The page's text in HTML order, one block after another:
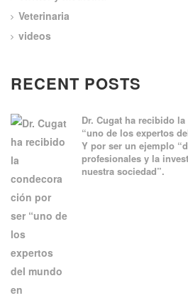
Veterinaria
videos
RECENT POSTS
Dr. Cugat ha recibido
“uno de los expertos
Y por ser un ejemplo
profesionales y la
nuestra sociedad”.